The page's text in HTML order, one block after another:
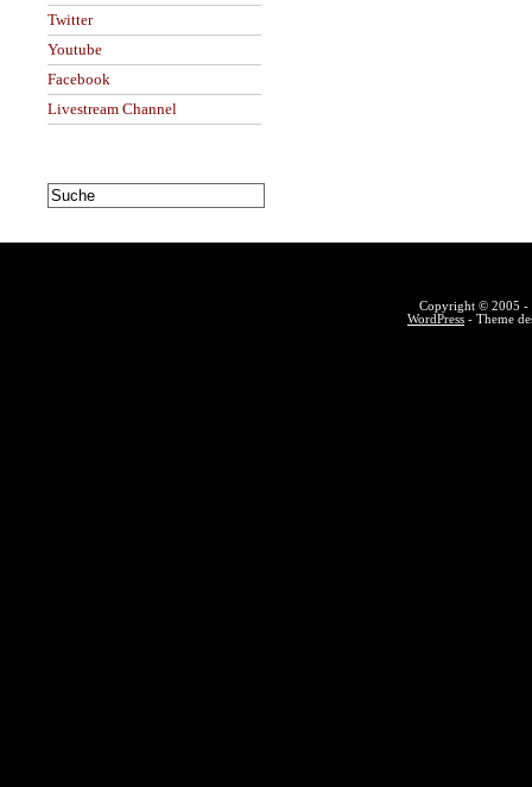
Twitter
Youtube
Facebook
Livestream Channel
Copyright © 2005 -
WordPress - Theme